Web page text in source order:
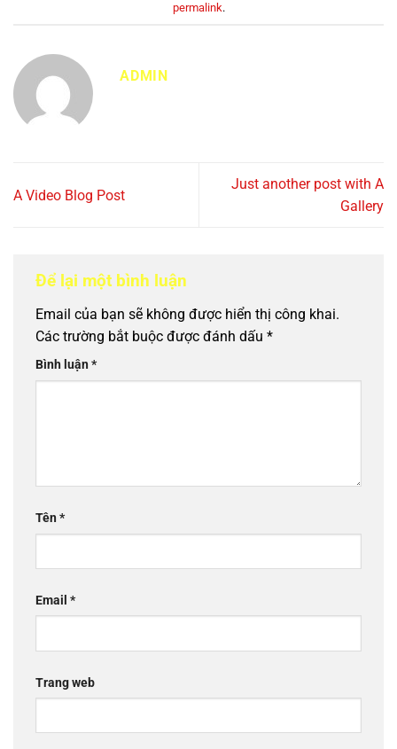
permalink.
ADMIN
A Video Blog Post
Just another post with A
Gallery
Để lại một bình luận
Email của bạn sẽ không được hiển thị công khai.
Các trường bắt buộc được đánh dấu *
Bình luận*
Tên*
Email *
Trang web